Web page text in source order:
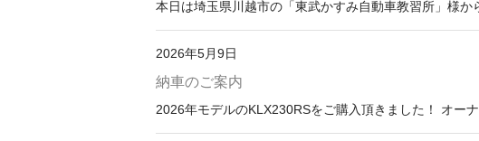
本日は埼玉県川越市の「東武かすみ自動車教習所」様
2026年5月9日
納車のご案内
2026年モデルのKLX230RSをご購入頂きました！ オー